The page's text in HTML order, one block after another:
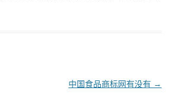
中国食品商标网有没有 →